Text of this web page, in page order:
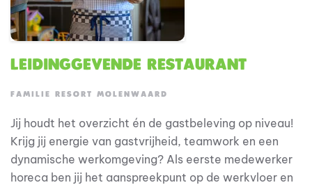
Leidinggevende Restaurant
FAMILIE RESORT MOLENWAARD
Jij houdt het overzicht én de gastbeleving op niveau!
Krijg jij energie van gastvrijheid, teamwork en een
dynamische werkomgeving? Als eerste medewerker
horeca ben jij het aanspreekpunt op de werkvloer en